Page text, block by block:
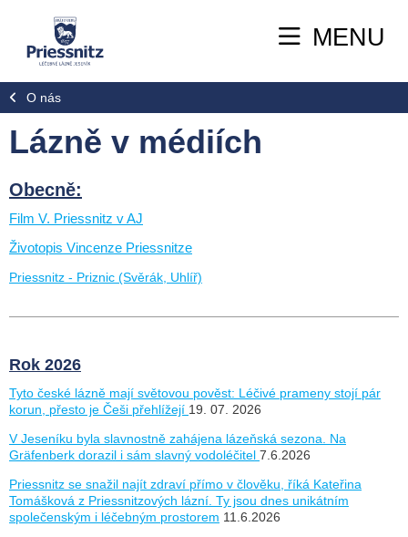
MENU
O nás
Lázně v médiích
Obecně:
Film V. Priessnitz v AJ
Životopis Vincenze Priessnitze
Priessnitz - Priznic (Svěrák, Uhlíř)
Rok 2026
Tyto české lázně mají světovou pověst: Léčivé prameny stojí pár
korun, přesto je Češi přehlížejí 19. 07. 2026
V Jeseníku byla slavnostně zahájena lázeňská sezona. Na
Gräfenberk dorazil i sám slavný vodoléčitel 7.6.2026
Priessnitz se snažil najít zdraví přímo v člověku, říká Kateřina
Tomášková z Priessnitzových lázní. Ty jsou dnes unikátním
společenským i léčebným prostorem 11.6.2026